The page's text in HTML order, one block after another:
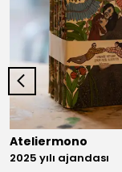
Ateliermono
2025 yılı ajandası